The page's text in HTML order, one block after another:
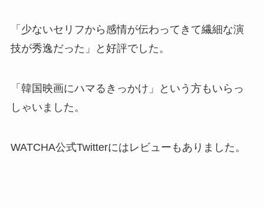
「少ないセリフから感情が伝わってきて繊細な演
技が秀逸だった」と好評でした。
「韓国映画にハマるきっかけ」という方もいらっ
しゃいました。
WATCHA公式Twitterにはレビューもありました。